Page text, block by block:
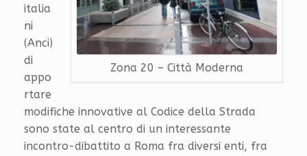
Zona 20 – Città Moderna
italia
ni
(Anci)
di
appo
rtare
modifiche innovative al Codice della Strada
sono state al centro di un interessante
incontro-dibattito a Roma fra diversi enti, fra